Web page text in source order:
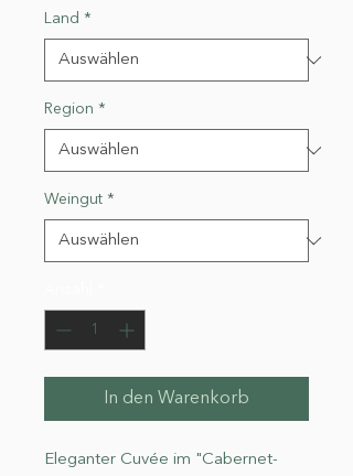
Land *
Region *
Weingut *
In den Warenkorb
Eleganter Cuvée im "Cabernet-